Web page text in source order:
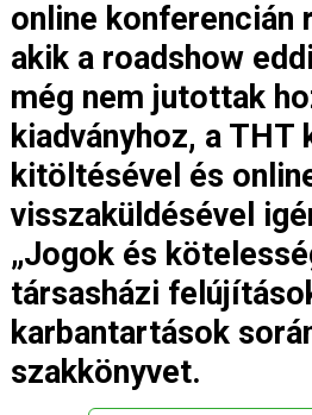
online konferencián
akik a roadshow
még nem jutottak
kiadványhoz, a THT
kitöltésével és
visszaküldésével
„Jogok és
társasházi
karbantartások
szakkönyvet.